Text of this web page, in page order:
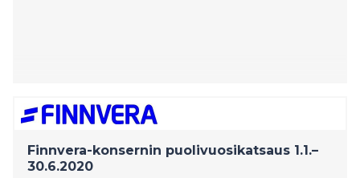
Finnvera-konsernin puolivuosikatsaus 1.1.–
30.6.2020